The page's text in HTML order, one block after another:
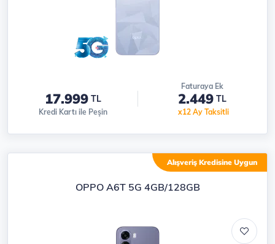
Faturaya Ek
17.999 TL
Kredi Kartı ile Peşin
2.449 TL
x12 Ay Taksitli
Alışveriş Kredisine Uygun
OPPO A6T 5G 4GB/128GB